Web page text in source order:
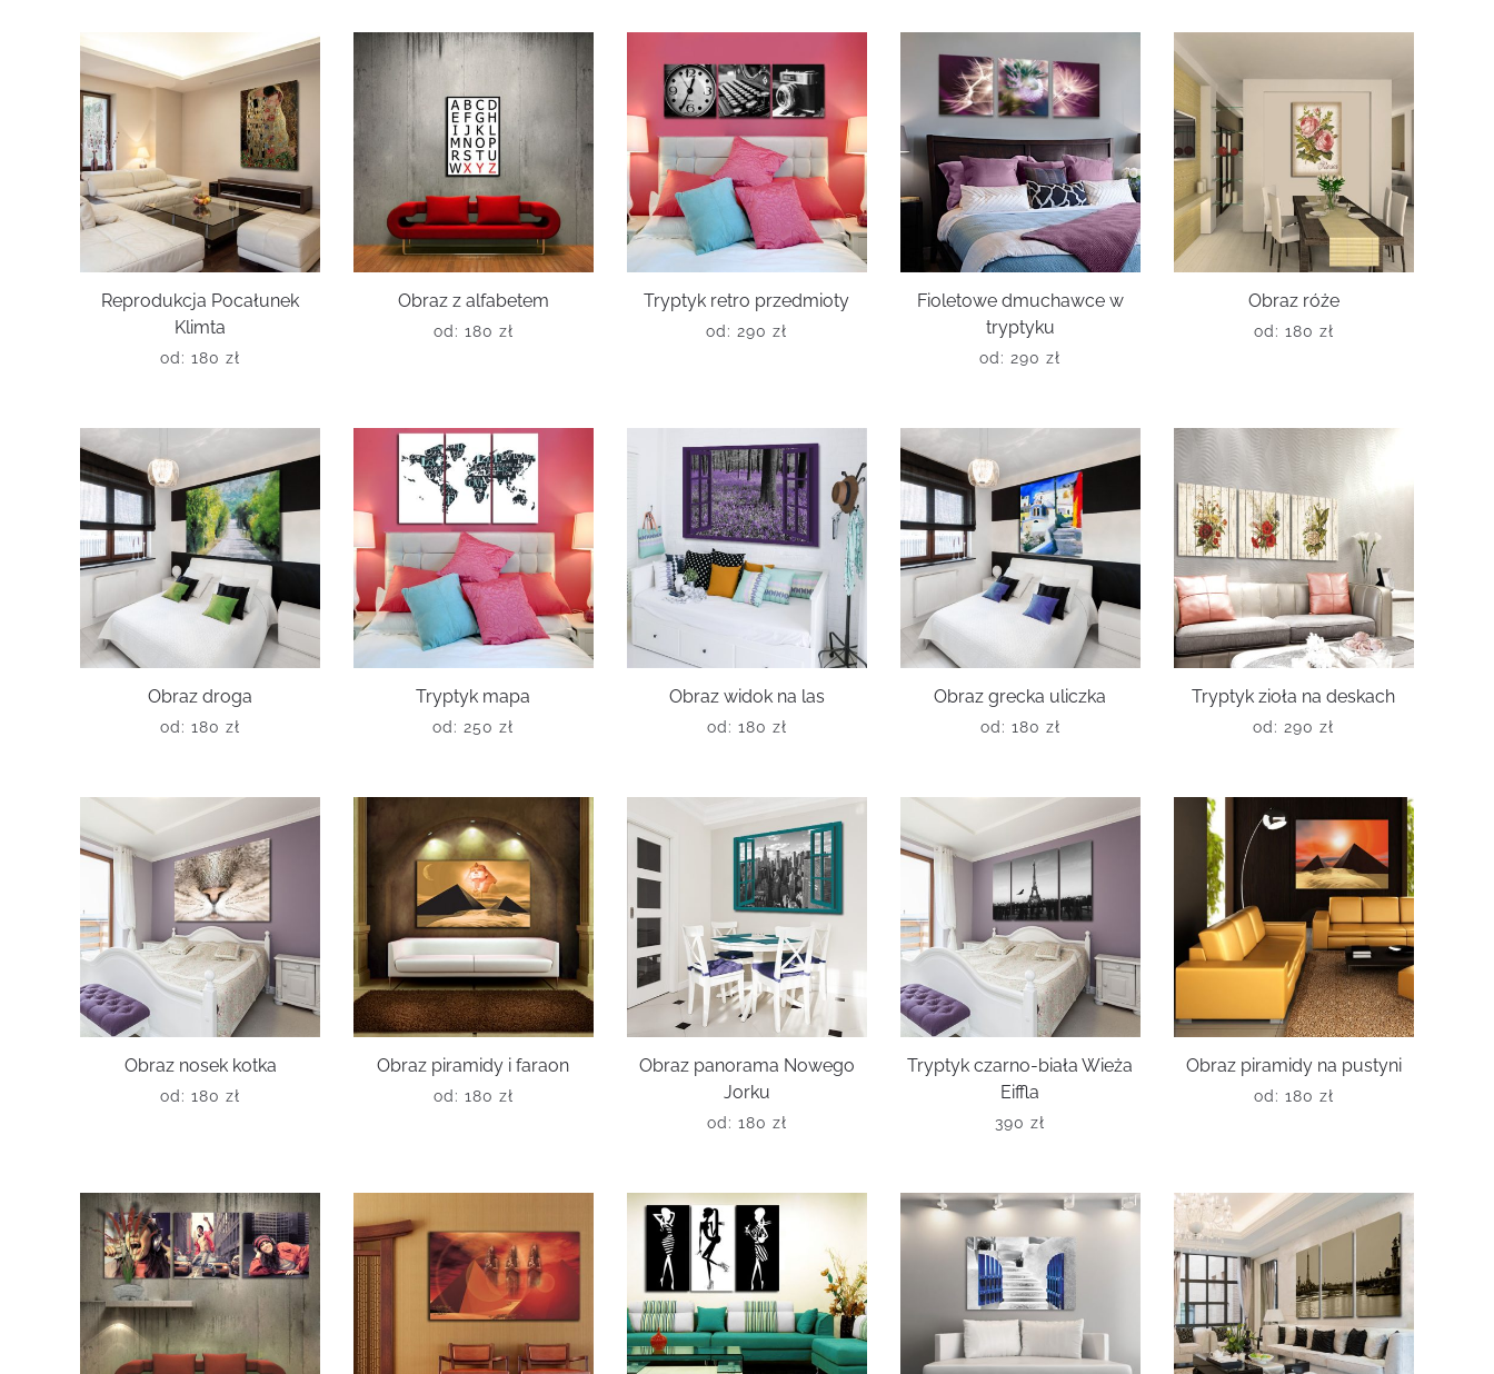
Reprodukcja Pocałunek
Klimta
od: 180 zł
Obraz z alfabetem
od: 180 zł
Tryptyk retro przedmioty
od: 290zł
Fioletowe dmuchawce w
tryptyku
od: 290zł
Obraz róże
od: 180 zł
Obraz droga
od: 180 zł
Tryptyk mapa
od: 250zł
Obraz widok na las
od: 180 zł
Obraz grecka uliczka
od: 180 zł
Tryptyk zioła na deskach
od: 290zł
Obraz nosek kotka
od: 180 zł
Obraz piramidy i faraon
od: 180 zł
Obraz panorama Nowego
Jorku
od: 180 zł
Tryptyk czarno-biała Wieża
Eiffla
390zł
Obraz piramidy na pustyni
od: 180 zł